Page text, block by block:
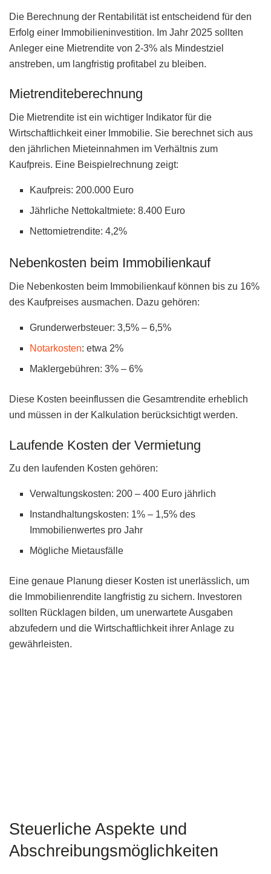
Die Berechnung der Rentabilität ist entscheidend für den
Erfolg einer Immobilieninvestition. Im Jahr 2025 sollten
Anleger eine Mietrendite von 2-3% als Mindestziel
anstreben, um langfristig profitabel zu bleiben.
Mietrenditeberechnung
Die Mietrendite ist ein wichtiger Indikator für die
Wirtschaftlichkeit einer Immobilie. Sie berechnet sich aus
den jährlichen Mieteinnahmen im Verhältnis zum
Kaufpreis. Eine Beispielrechnung zeigt:
Kaufpreis: 200.000 Euro
Jährliche Nettokaltmiete: 8.400 Euro
Nettomietrendite: 4,2%
Nebenkosten beim Immobilienkauf
Die Nebenkosten beim Immobilienkauf können bis zu 16%
des Kaufpreises ausmachen. Dazu gehören:
Grunderwerbsteuer: 3,5% – 6,5%
Notarkosten: etwa 2%
Maklergebühren: 3% – 6%
Diese Kosten beeinflussen die Gesamtrendite erheblich
und müssen in der Kalkulation berücksichtigt werden.
Laufende Kosten der Vermietung
Zu den laufenden Kosten gehören:
Verwaltungskosten: 200 – 400 Euro jährlich
Instandhaltungskosten: 1% – 1,5% des
Immobilienwertes pro Jahr
Mögliche Mietausfälle
Eine genaue Planung dieser Kosten ist unerlässlich, um
die Immobilienrendite langfristig zu sichern. Investoren
sollten Rücklagen bilden, um unerwartete Ausgaben
abzufedern und die Wirtschaftlichkeit ihrer Anlage zu
gewährleisten.
Steuerliche Aspekte und
Abschreibungsmöglichkeiten